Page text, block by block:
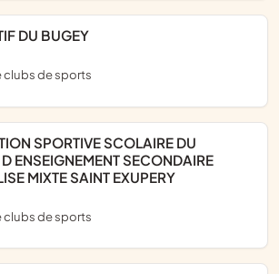
DU BUGEY
clubs de sports
ENSEIGNEMENT SECONDAIRE
MIXTE SAINT EXUPERY
clubs de sports